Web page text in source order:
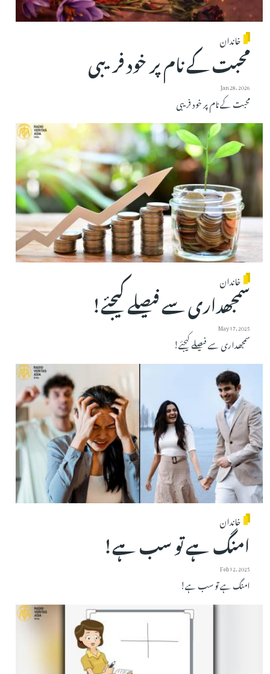
خاندان
محبت کے نام پر خود فریبی
Jan 28, 2026
محبت کے نام پر خود فریبی
خاندان
سمجھداری سے فیصلے کیجئے!
May 17, 2025
سمجھداری سے فیصلے کیجئے!
خاندان
امنگ ہے تو سب ہے!
Feb 12, 2025
امنگ ہے تو سب ہے!